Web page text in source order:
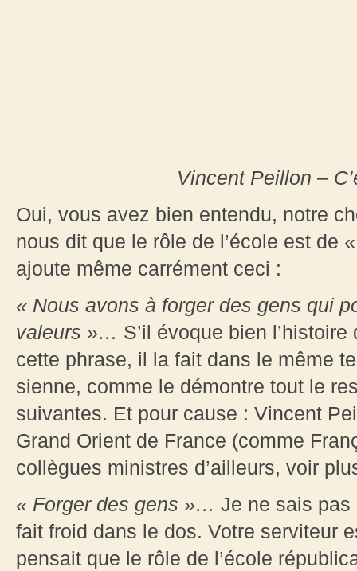
Vincent Peillon –
Oui, vous avez bien entendu, notre
nous dit que le rôle de l’école est de
ajoute même carrément ceci :
« Nous avons à forger des gens qui
valeurs »… S’il évoque bien
cette phrase, il la fait dans le même
sienne, comme le démontre tout le
suivantes. Et pour cause : Vincent
Grand Orient de France (comme
collègues ministres d’ailleurs, voir
« Forger des gens »… Je ne sais pas
fait froid dans le dos. Votre serviteur
pensait que le rôle de l’école